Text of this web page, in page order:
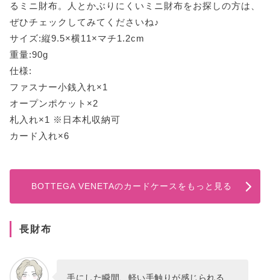
るミニ財布。人とかぶりにくいミニ財布をお探しの方は、
ぜひチェックしてみてくださいね♪
サイズ:縦9.5×横11×マチ1.2cm
重量:90g
仕様:
ファスナー小銭入れ×1
オープンポケット×2
札入れ×1 ※日本札収納可
カード入れ×6
BOTTEGA VENETAのカードケースをもっと見る
長財布
手にした瞬間、軽い手触りが感じられる